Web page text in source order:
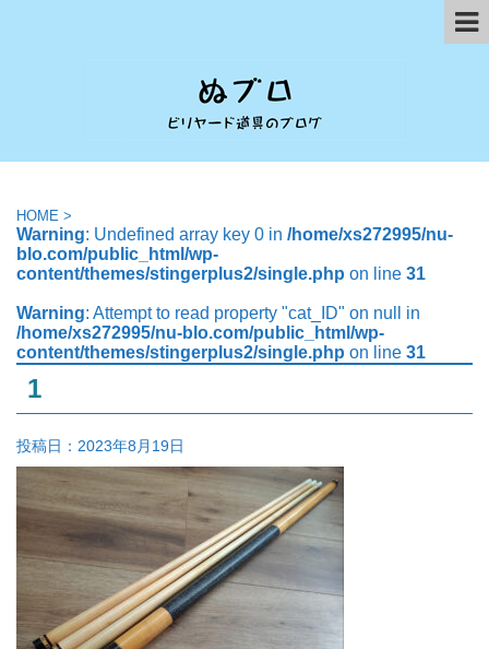
HOME >
Warning: Undefined array key 0 in /home/xs272995/nu-
blo.com/public_html/wp-
content/themes/stingerplus2/single.php on line 31
Warning: Attempt to read property "cat_ID" on null in
/home/xs272995/nu-blo.com/public_html/wp-
content/themes/stingerplus2/single.php on line 31
1
投稿日： 2023年8月19日